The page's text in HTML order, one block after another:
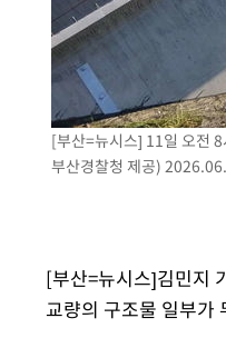
온열질환 사망자 3명 늘어…
강릉에 시간당 81.4㎜ 물폭탄…도로
백운산서 80년근 천종산삼 9뿌
선재도서 해루질 나섰다 실종 60
남자 농구, 나고야 아시안게임서
여수 오동도 해상서 모터보트 전
'최고 37도' 폭염 지속…강원동해
[속보]뉴욕증시 상승 마감
[부산=뉴시스] 11일 오전
부산경찰청 제공)
[부산=뉴시스]김민지
교량의 구조물 일부가